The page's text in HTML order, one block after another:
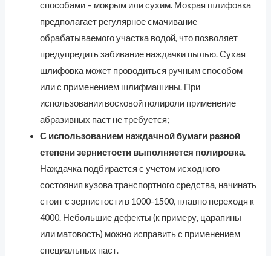
способами – мокрым или сухим. Мокрая шлифовка
предполагает регулярное смачивание
обрабатываемого участка водой, что позволяет
предупредить забивание наждачки пылью. Сухая
шлифовка может проводиться ручным способом
или с применением шлифмашины. При
использовании восковой полироли применение
абразивных паст не требуется;
С использованием наждачной бумаги разной
степени зернистости выполняется полировка.
Наждачка подбирается с учетом исходного
состояния кузова транспортного средства, начинать
стоит с зернистости в 1000-1500, плавно переходя к
4000. Небольшие дефекты (к примеру, царапины
или матовость) можно исправить с применением
специальных паст.